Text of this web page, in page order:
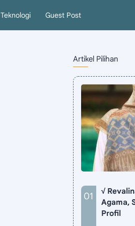
Teknologi Guest Post
Artikel Pilihan
√
Agama,
Profil